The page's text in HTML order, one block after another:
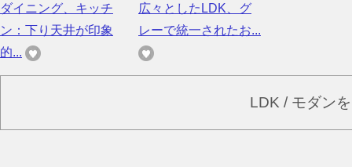
ダイニング、キッチ
ン：下り天井が印象
的...
広々としたLDK、グ
レーで統一されたお...
LDK / モダン